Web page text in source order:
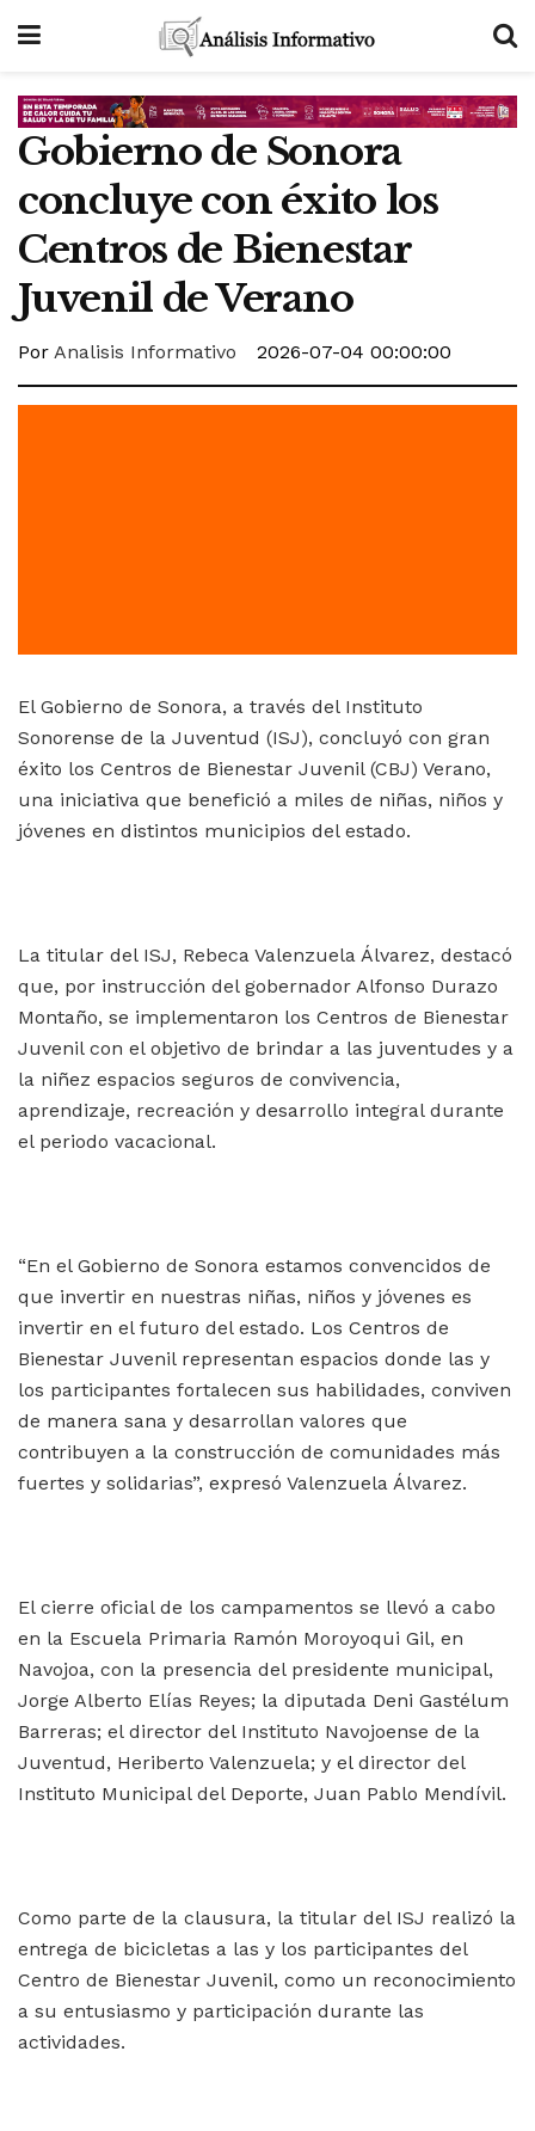
Gobierno de Sonora
concluye con éxito los
Centros de Bienestar
Juvenil de Verano
Por Analisis Informativo 2026-07-04 00:00:00
El Gobierno de Sonora, a través del Instituto
Sonorense de la Juventud (ISJ), concluyó con gran
éxito los Centros de Bienestar Juvenil (CBJ) Verano,
una iniciativa que benefició a miles de niñas, niños y
jóvenes en distintos municipios del estado.
La titular del ISJ, Rebeca Valenzuela Álvarez, destacó
que, por instrucción del gobernador Alfonso Durazo
Montaño, se implementaron los Centros de Bienestar
Juvenil con el objetivo de brindar a las juventudes y a
la niñez espacios seguros de convivencia,
aprendizaje, recreación y desarrollo integral durante
el periodo vacacional.
“En el Gobierno de Sonora estamos convencidos de
que invertir en nuestras niñas, niños y jóvenes es
invertir en el futuro del estado. Los Centros de
Bienestar Juvenil representan espacios donde las y
los participantes fortalecen sus habilidades, conviven
de manera sana y desarrollan valores que
contribuyen a la construcción de comunidades más
fuertes y solidarias”, expresó Valenzuela Álvarez.
El cierre oficial de los campamentos se llevó a cabo
en la Escuela Primaria Ramón Moroyoqui Gil, en
Navojoa, con la presencia del presidente municipal,
Jorge Alberto Elías Reyes; la diputada Deni Gastélum
Barreras; el director del Instituto Navojoense de la
Juventud, Heriberto Valenzuela; y el director del
Instituto Municipal del Deporte, Juan Pablo Mendívil.
Como parte de la clausura, la titular del ISJ realizó la
entrega de bicicletas a las y los participantes del
Centro de Bienestar Juvenil, como un reconocimiento
a su entusiasmo y participación durante las
actividades.